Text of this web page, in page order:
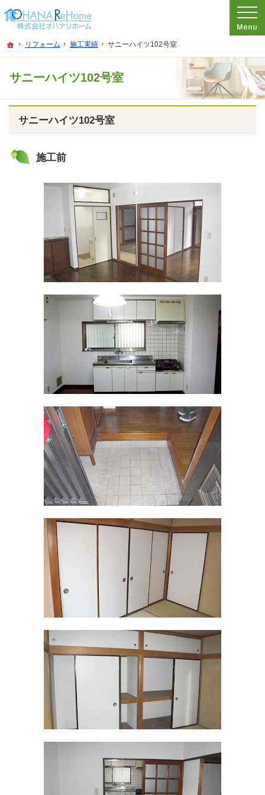
ホーム
リフォーム 施工実績 サニーハイツ102号室
サニーハイツ102号室
プロの目線からご提案。神奈川県茅ケ崎市のリフォームを手がける工務店なら当社
リフォームをお考えなら神奈川県茅ケ崎市の工務店【オハナリホーム】へ！
サニーハイツ102号室
施工前